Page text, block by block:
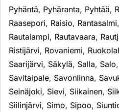
Pyhäntä, Pyhäranta, Pyhtää,
Raasepori, Raisio, Rantasalmi,
Rautalampi, Rautavaara,
Ristijärvi, Rovaniemi,
Saarijärvi, Säkylä, Salla, Salo,
Savitaipale, Savonlinna,
Seinäjoki, Sievi, Siikainen,
Siilinjärvi, Simo, Sipoo,